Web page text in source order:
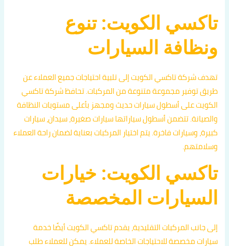
تاكسي الكويت: تنوع
ونظافة السيارات
تهدف شركة تاكسي الكويت إلى تلبية احتياجات جميع العملاء عن
طريق توفير مجموعة متنوعة من المركبات. تحافظ شركة تاكسي
الكويت على أسطول سيارات حديث ومجهز بأعلى مستويات النظافة
والصيانة. تتضمن أسطول سياراتها سيارات صغيرة، سيدان، سيارات
كبيرة، وسيارات فاخرة. يتم اختيار المركبات بعناية لضمان راحة العملاء
وسلامتهم.
تاكسي الكويت: خيارات
السيارات المخصصة
إلى جانب المركبات التقليدية، يقدم تاكسي الكويت أيضًا خدمة
سيارات مخصصة للاحتياجات الخاصة للعملاء. يمكن للعملاء طلب